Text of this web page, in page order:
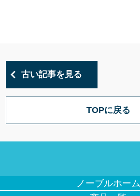
古い記事を見る
TOPに戻る
ノーブルホーム